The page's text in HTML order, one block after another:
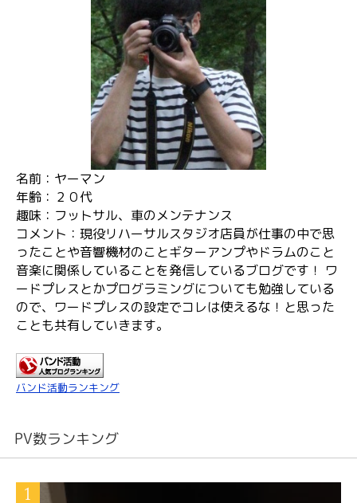
名前：ヤーマン
年齢：２０代
趣味：フットサル、車のメンテナンス
コメント：現役リハーサルスタジオ店員が仕事の中で思
ったことや音響機材のことギターアンプやドラムのこと
音楽に関係していることを発信しているブログです！ ワ
ードプレスとかプログラミングについても勉強している
ので、ワードプレスの設定でコレは使えるな！と思った
ことも共有していきます。
バンド活動ランキング
PV数ランキング